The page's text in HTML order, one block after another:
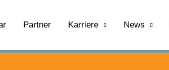
Partner Karriere News